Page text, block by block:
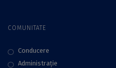
COMUNITATE
Conducere
Administraţie